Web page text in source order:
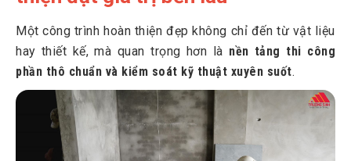
Một công trình hoàn thiện đẹp không chỉ đến từ vật liệu
hay thiết kế, mà quan trọng hơn là nền tảng thi công
phần thô chuẩn và kiểm soát kỹ thuật xuyên suốt.